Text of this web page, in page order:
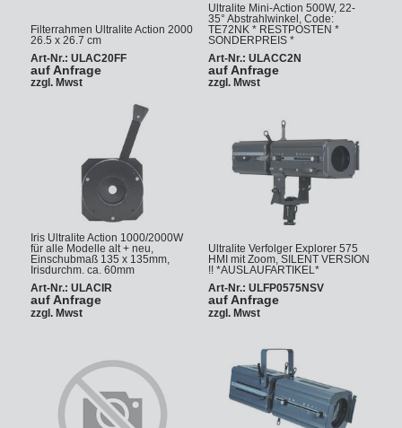
Filterrahmen Ultralite Action 2000
26.5 x 26.7 cm
Art-Nr.: ULAC20FF
auf Anfrage
zzgl. Mwst
Ultralite Mini-Action 500W, 22-
35° Abstrahlwinkel, Code:
TE72NK * RESTPOSTEN *
SONDERPREIS *
Art-Nr.: ULACC2N
auf Anfrage
zzgl. Mwst
Iris Ultralite Action 1000/2000W
für alle Modelle alt + neu,
Einschubmaß 135 x 135mm,
Irisdurchm. ca. 60mm
Art-Nr.: ULACIR
auf Anfrage
zzgl. Mwst
Ultralite Verfolger Explorer 575
HMI mit Zoom, SILENT VERSION
!! *AUSLAUFARTIKEL*
Art-Nr.: ULFP0575NSV
auf Anfrage
zzgl. Mwst